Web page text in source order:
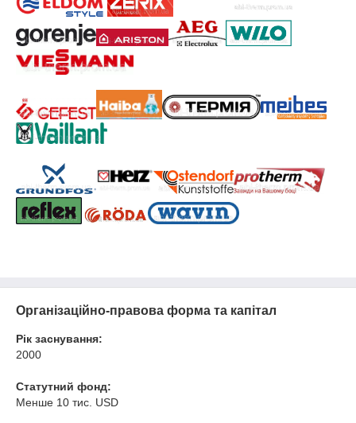
Організаційно-правова форма та капітал
Рік заснування:
2000
Статутний фонд:
Менше 10 тис. USD